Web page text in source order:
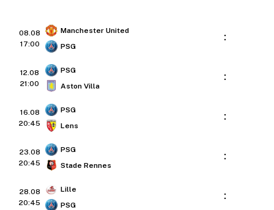
08.08
17:00
Manchester United
PSG
:
12.08
21:00
PSG
Aston Villa
:
16.08
20:45
PSG
Lens
:
23.08
20:45
PSG
Stade Rennes
:
28.08
20:45
Lille
PSG
: